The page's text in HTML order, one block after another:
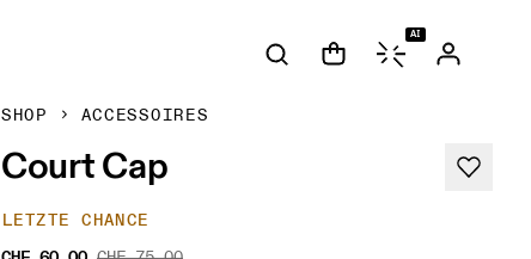
AI
SHOP ACCESSOIRES
Court Cap
LETZTE CHANCE